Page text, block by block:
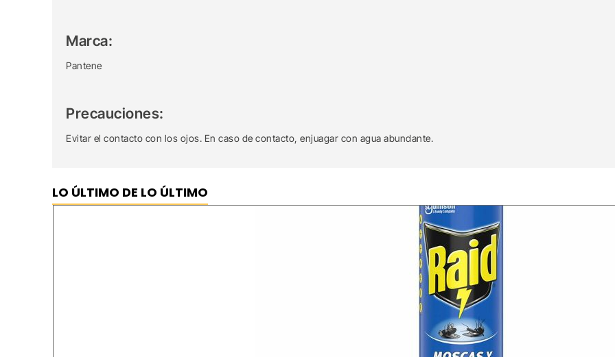
Marca:
Pantene
Precauciones:
Evitar el contacto con los ojos. En caso de contacto, enjuagar con agua abundante.
LO ÚLTIMO DE LO ÚLTIMO